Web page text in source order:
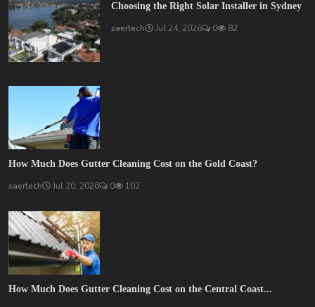
Choosing the Right Solar Installer in Sydney
saertech Jul 24, 2026 0 82
How Much Does Gutter Cleaning Cost on the Gold Coast?
saertech Jul 20, 2026 0 102
How Much Does Gutter Cleaning Cost on the Central Coast...